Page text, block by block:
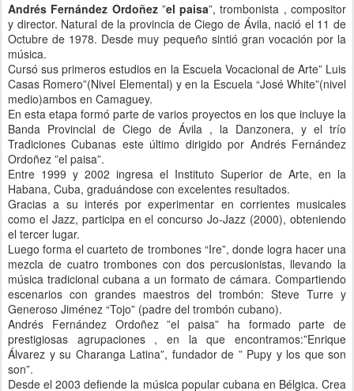
Andrés Fernández Ordoñez”el paisa”, trombonista , compositor
y director. Natural de la provincia de Ciego de Ávila, nació el 11 de
Octubre de 1978. Desde muy pequeño sintió gran vocación por la
música.
Cursó sus primeros estudios en la Escuela Vocacional de Arte” Luis
Casas Romero”(Nivel Elemental) y en la Escuela “José White”(nivel
medio)ambos en Camaguey.
En esta etapa formó parte de varios proyectos en los que incluye la
Banda Provincial de Ciego de Ávila , la Danzonera, y el trío
Tradiciones Cubanas este último dirigido por Andrés Fernández
Ordoñez ”el paisa”.
Entre 1999 y 2002 ingresa el Instituto Superior de Arte, en la
Habana, Cuba, graduándose con excelentes resultados.
Gracias a su interés por experimentar en corrientes musicales
como el Jazz, participa en el concurso Jo-Jazz (2000), obteniendo
el tercer lugar.
Luego forma el cuarteto de trombones “Ire”, donde logra hacer una
mezcla de cuatro trombones con dos percusionistas, llevando la
música tradicional cubana a un formato de cámara. Compartiendo
escenarios con grandes maestros del trombón: Steve Turre y
Generoso Jiménez “Tojo” (padre del trombón cubano).
Andrés Fernández Ordoñez ”el paisa” ha formado parte de
prestigiosas agrupaciones , en la que encontramos:”Enrique
Álvarez y su Charanga Latina”, fundador de ” Pupy y los que son
son”.
Desde el 2003 defiende la música popular cubana en Bélgica. Crea